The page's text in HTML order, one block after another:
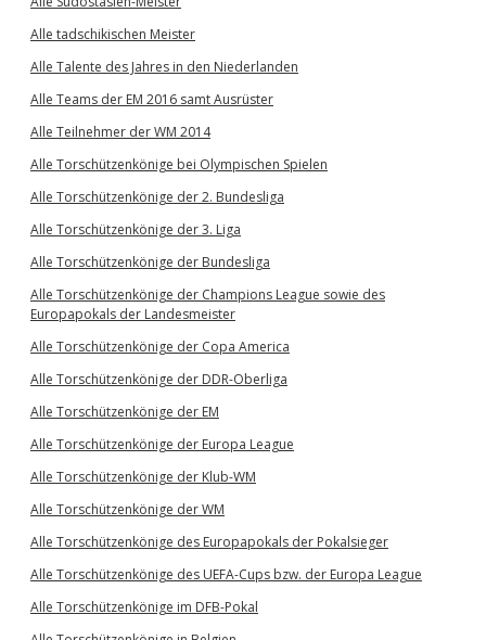
Alle tadschikischen Meister
Alle Talente des Jahres in den Niederlanden
Alle Teams der EM 2016 samt Ausrüster
Alle Teilnehmer der WM 2014
Alle Torschützenkönige bei Olympischen Spielen
Alle Torschützenkönige der 2. Bundesliga
Alle Torschützenkönige der 3. Liga
Alle Torschützenkönige der Bundesliga
Alle Torschützenkönige der Champions League sowie des
Europapokals der Landesmeister
Alle Torschützenkönige der Copa America
Alle Torschützenkönige der DDR-Oberliga
Alle Torschützenkönige der EM
Alle Torschützenkönige der Europa League
Alle Torschützenkönige der Klub-WM
Alle Torschützenkönige der WM
Alle Torschützenkönige des Europapokals der Pokalsieger
Alle Torschützenkönige des UEFA-Cups bzw. der Europa League
Alle Torschützenkönige im DFB-Pokal